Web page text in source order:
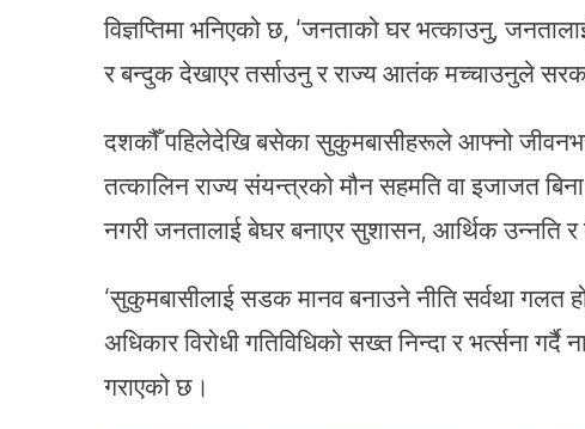
विज्ञप्तिमा भनिएको छ, ‘जनताको घर भत्काउनु,
र बन्दुक देखाएर तर्साउनु र राज्य आतंक मच्चाउनुले
दशकौँ पहिलेदेखि बसेका सुकुमबासीहरूले आफ्नो
तत्कालिन राज्य संयन्त्रको मौन सहमति वा इजाजत
नगरी जनतालाई बेघर बनाएर सुशासन, आर्थिक उन्नति
‘सुकुमबासीलाई सडक मानव बनाउने नीति सर्वथा गलत
अधिकार विरोधी गतिविधिको सख्त निन्दा र भर्त्सना
गराएको छ।